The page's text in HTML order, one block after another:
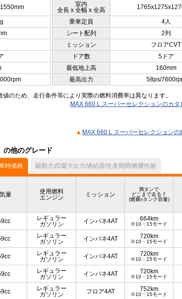
室内
全長 x 全幅 x 全高
乗車定員
4人
シート配列
2列
ミッション
フロアCVT
ドア数
5ドア
最低地上高
160mm
最高出力 58ps/
のため、走行条件等により実際の燃料消費率は異なります。
MAX 660 L スーパーセレクションのカタ
MAX 660 L スーパーセレクション
の他のグレード
時価格 駆動方式/最大出力/過給器/生産期間/燃費性能
量
使用燃料
エンジン
ミッション
満タンで
どこまで走る？
(燃費xタンク容量)
レギュラー
ガソリン
インパネ4AT 664km
※10・15モード
レギュラー
ガソリン
インパネ4AT 720km
※10・15モード
レギュラー
ガソリン
インパネ4AT 720km
※10・15モード
レギュラー
ガソリン
インパネ4AT 720km
※10・15モード
レギュラー
ガソリン
フロア4AT 752km
※10・15モード